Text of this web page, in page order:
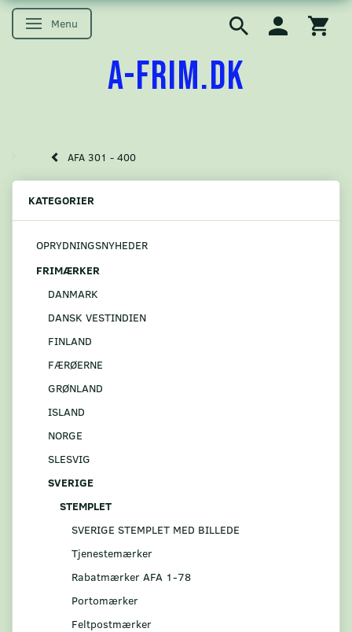
Skifte navigation
Menu
A-FRIM.DK
AFA 301 - 400
KATEGORIER
OPRYDNINGSNYHEDER
FRIMÆRKER
DANMARK
DANSK VESTINDIEN
FINLAND
FÆRØERNE
GRØNLAND
ISLAND
NORGE
SLESVIG
SVERIGE
STEMPLET
SVERIGE STEMPLET MED BILLEDE
Tjenestemærker
Rabatmærker AFA 1-78
Portomærker
Feltpostmærker